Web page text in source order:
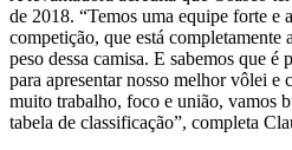
de 2018. “Temos uma equipe forte e
competição, que está completamente
peso dessa camisa. E sabemos que é
para apresentar nosso melhor vôlei e
muito trabalho, foco e união, vamos
tabela de classificação”, completa